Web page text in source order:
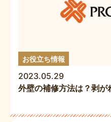
お役立ち情報
2023.05.29
外壁の補修方法は？剥が